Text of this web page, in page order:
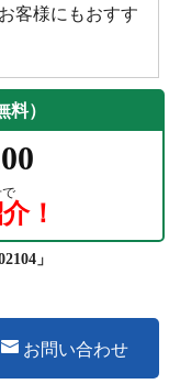
客様にもおすす
）
！
」
お問い合わせ